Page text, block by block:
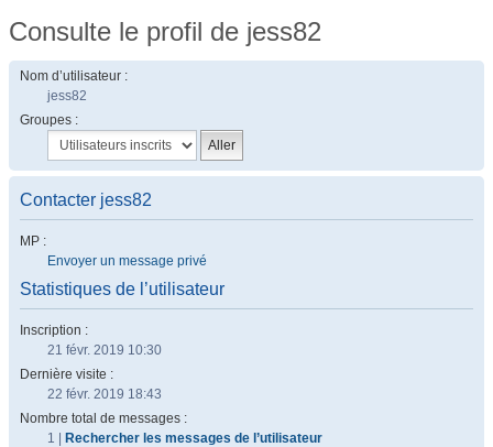
Consulte le profil de jess82
Nom d’utilisateur :
jess82
Groupes :
Contacter jess82
MP :
Envoyer un message privé
Statistiques de l’utilisateur
Inscription :
21 févr. 2019 10:30
Dernière visite :
22 févr. 2019 18:43
Nombre total de messages :
1 |
Rechercher les messages de l’utilisateur